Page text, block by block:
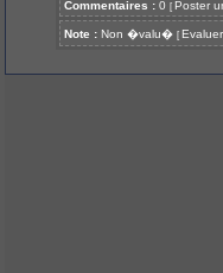
Commentaires : 0 [ Poster
Note : Non �valu� [ Evaluer